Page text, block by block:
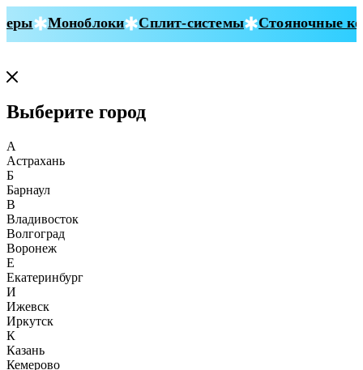
Моноблоки Сплит-системы Стояночные
Выберите город
А
Астрахань
Б
Барнаул
В
Владивосток
Волгоград
Воронеж
Е
Екатеринбург
И
Ижевск
Иркутск
К
Казань
Кемерово